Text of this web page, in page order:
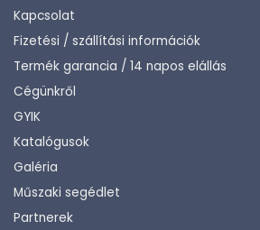
Kapcsolat
Fizetési / szállítási információk
Termék garancia / 14 napos elállás
Cégünkről
GYIK
Katalógusok
Galéria
Műszaki segédlet
Partnerek